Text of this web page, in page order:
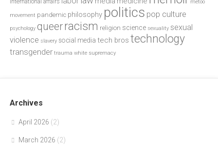
metoo
movement pandemic philosophy politics pop culture
psychology queerracism religion science sexuality sexual
violence slavery social media tech bros technology
transgender trauma white supremacy
Archives
April 2026 (2)
March 2026 (2)